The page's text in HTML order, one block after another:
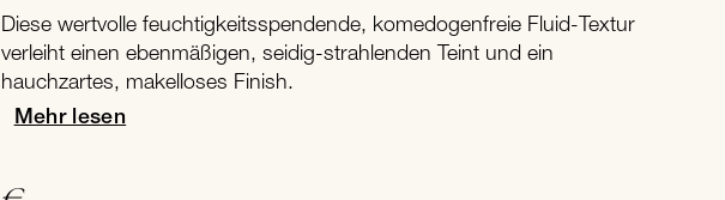
Diese wertvolle feuchtigkeitsspendende, komedogenfreie Fluid-Textur
verleiht einen ebenmäßigen, seidig-strahlenden Teint und ein
hauchzartes, makelloses Finish.
Mehr lesen